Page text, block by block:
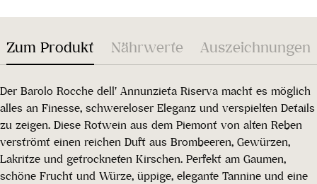
Zum Produkt Nährwerte Auszeichnungen
Der Barolo Rocche dell' Annunzieta Riserva macht es möglich
alles an Finesse, schwereloser Eleganz und verspielten Details
zu zeigen. Diese Rotwein aus dem Piemont von alten Reben
verströmt einen reichen Duft aus Brombeeren, Gewürzen,
Lakritze und getrockneten Kirschen. Perfekt am Gaumen,
schöne Frucht und Würze, üppige, elegante Tannine und eine